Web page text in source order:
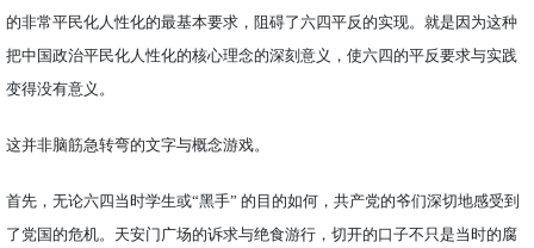
的非常平民化人性化的最基本要求，阻碍了六四平反的实现。就是因为这种
把中国政治平民化人性化的核心理念的深刻意义，使六四的平反要求与实践
变得没有意义。
这并非脑筋急转弯的文字与概念游戏。
首先，无论六四当时学生或“黑手” 的目的如何，共产党的爷们深切地感受到
了党国的危机。天安门广场的诉求与绝食游行，切开的口子不只是当时的腐